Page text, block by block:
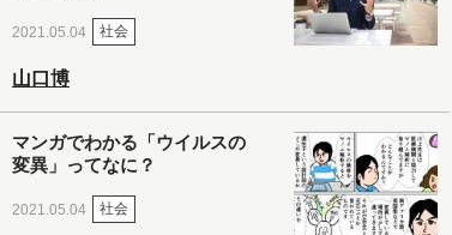
2021.05.04 社会
山口博
マンガでわかる「ウイルスの
変異」ってなに？
2021.05.04 社会